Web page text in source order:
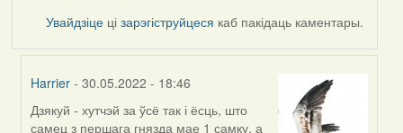
Увайдзіце цізарэгіструйцеся каб пакідаць каментары.
Harrier - 30.05.2022 - 18:46
In
Дзякуй - хутчэй за ўсё так і ёсць, што
самец з першага гнязда мае 1 самку, а